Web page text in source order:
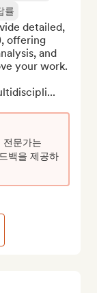
률
detailed,
offering
and
your work.
전문가는
백을 제공하